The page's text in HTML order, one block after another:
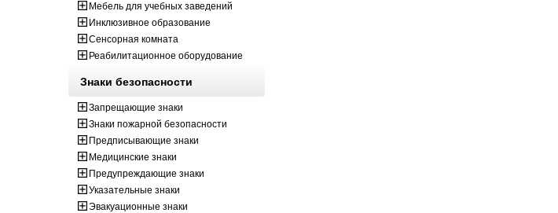
Мебель для учебных заведений
Инклюзивное образование
Сенсорная комната
Реабилитационное оборудование
Знаки безопасности
Запрещающие знаки
Знаки пожарной безопасности
Предписывающие знаки
Медицинские знаки
Предупреждающие знаки
Указательные знаки
Эвакуационные знаки